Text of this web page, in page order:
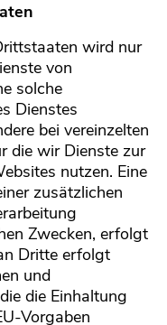
wird nur
von
solche
Dienstes
bei vereinzelten
die wir Dienste zur
nutzen. Eine
zusätzlichen
Zwecken, erfolgt
Dritte erfolgt
und
die Einhaltung
Vorgaben